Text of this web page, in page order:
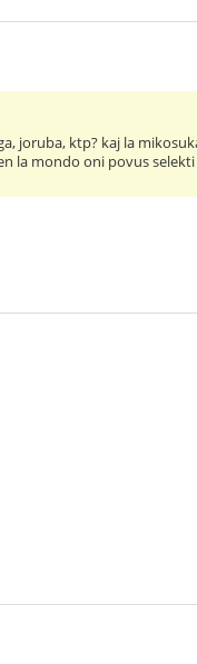
joruba, ktp? kaj la
la mondo oni povus